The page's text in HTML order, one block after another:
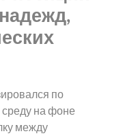
по
на фоне
между